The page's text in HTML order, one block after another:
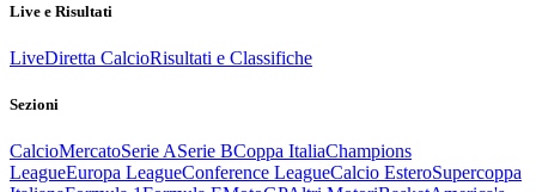
Live e Risultati
LiveDiretta CalcioRisultati e Classifiche
Sezioni
CalcioMercatoSerie ASerie BCoppa ItaliaChampions
LeagueEuropa LeagueConference LeagueCalcio EsteroSupercoppa